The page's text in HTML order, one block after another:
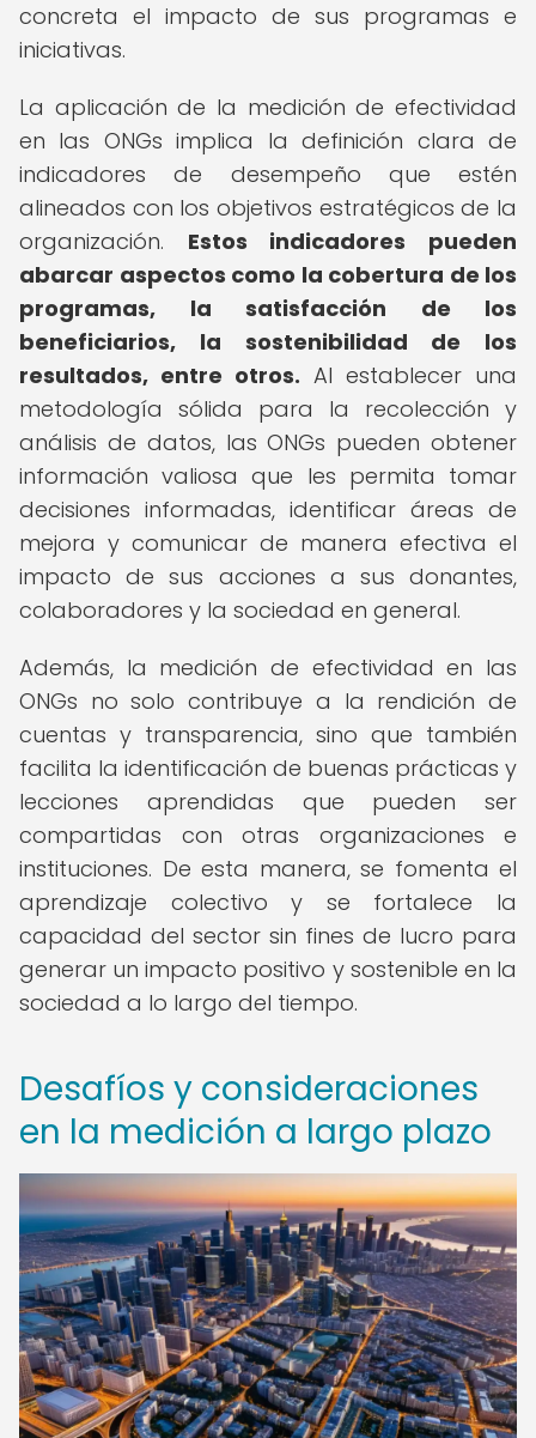
concreta el impacto de sus programas e
iniciativas.
La aplicación de la medición de efectividad
en las ONGs implica la definición clara de
indicadores de desempeño que estén
alineados con los objetivos estratégicos de la
organización. Estos indicadores pueden
abarcar aspectos como la cobertura de los
programas, la satisfacción de los
beneficiarios, la sostenibilidad de los
resultados, entre otros. Al establecer una
metodología sólida para la recolección y
análisis de datos, las ONGs pueden obtener
información valiosa que les permita tomar
decisiones informadas, identificar áreas de
mejora y comunicar de manera efectiva el
impacto de sus acciones a sus donantes,
colaboradores y la sociedad en general.
Además, la medición de efectividad en las
ONGs no solo contribuye a la rendición de
cuentas y transparencia, sino que también
facilita la identificación de buenas prácticas y
lecciones aprendidas que pueden ser
compartidas con otras organizaciones e
instituciones. De esta manera, se fomenta el
aprendizaje colectivo y se fortalece la
capacidad del sector sin fines de lucro para
generar un impacto positivo y sostenible en la
sociedad a lo largo del tiempo.
Desafíos y consideraciones
en la medición a largo plazo